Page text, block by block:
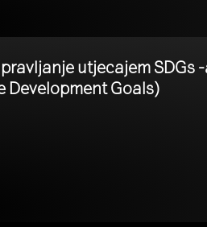
utjecajem SDGs
Development Goals)